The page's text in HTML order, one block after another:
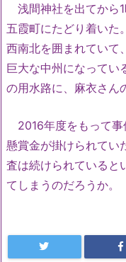
浅間神社を出てから
五霞町にたどり着いた
西南北を囲まれていて
巨大な中州になってい
の用水路に、麻衣さん
2016年度をもって事
懸賞金が掛けられてい
査は続けられていると
てしまうのだろうか。